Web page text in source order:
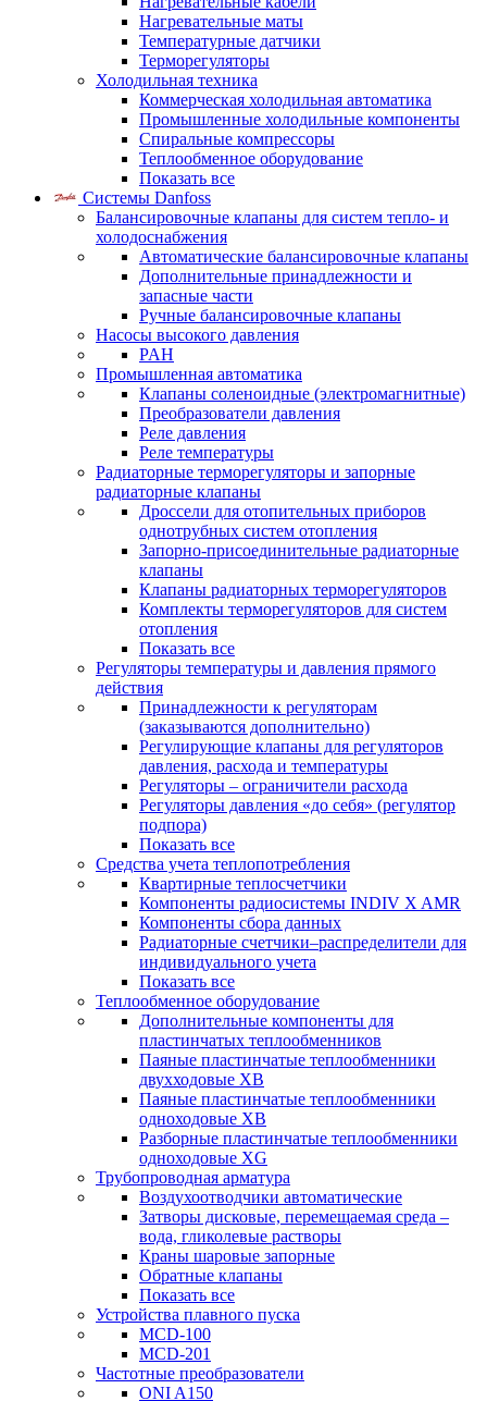
Нагревательные маты
Температурные датчики
Терморегуляторы
Холодильная техника
Коммерческая холодильная автоматика
Промышленные холодильные компоненты
Спиральные компрессоры
Теплообменное оборудование
Показать все
Системы Danfoss
Балансировочные клапаны для систем тепло- и
холодоснабжения
Автоматические балансировочные клапаны
Дополнительные принадлежности и
запасные части
Ручные балансировочные клапаны
Насосы высокого давления
PAH
Промышленная автоматика
Клапаны соленоидные (электромагнитные)
Преобразователи давления
Реле давления
Реле температуры
Радиаторные терморегуляторы и запорные
радиаторные клапаны
Дроссели для отопительных приборов
однотрубных систем отопления
Запорно-присоединительные радиаторные
клапаны
Клапаны радиаторных терморегуляторов
Комплекты терморегуляторов для систем
отопления
Показать все
Регуляторы температуры и давления прямого
действия
Принадлежности к регуляторам
(заказываются дополнительно)
Регулирующие клапаны для регуляторов
давления, расхода и температуры
Регуляторы – ограничители расхода
Регуляторы давления «до себя» (регулятор
подпора)
Показать все
Средства учета теплопотребления
Квартирные теплосчетчики
Компоненты радиосистемы INDIV X AMR
Компоненты сбора данных
Радиаторные счетчики–распределители для
индивидуального учета
Показать все
Теплообменное оборудование
Дополнительные компоненты для
пластинчатых теплообменников
Паяные пластинчатые теплообменники
двухходовые XB
Паяные пластинчатые теплообменники
одноходовые ХВ
Разборные пластинчатые теплообменники
одноходовые ХG
Трубопроводная арматура
Воздухоотводчики автоматические
Затворы дисковые, перемещаемая среда –
вода, гликолевые растворы
Краны шаровые запорные
Обратные клапаны
Показать все
Устройства плавного пуска
MCD-100
MCD-201
Частотные преобразователи
ONI A150